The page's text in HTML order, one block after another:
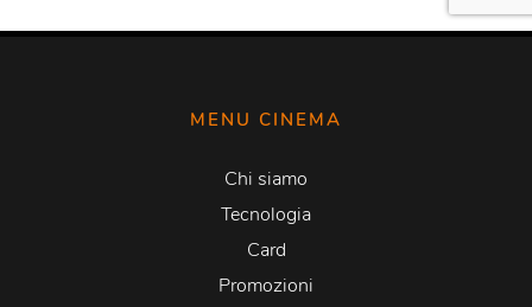
MENU CINEMA
Chi siamo
Tecnologia
Card
Promozioni